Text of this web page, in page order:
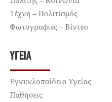
Τέχνη – Πολιτισμός
Φωτογραφίες – Βίντεο
ΥΓΕΊΑ
Εγκυκλοπαίδεια Υγείας
Παθήσεις